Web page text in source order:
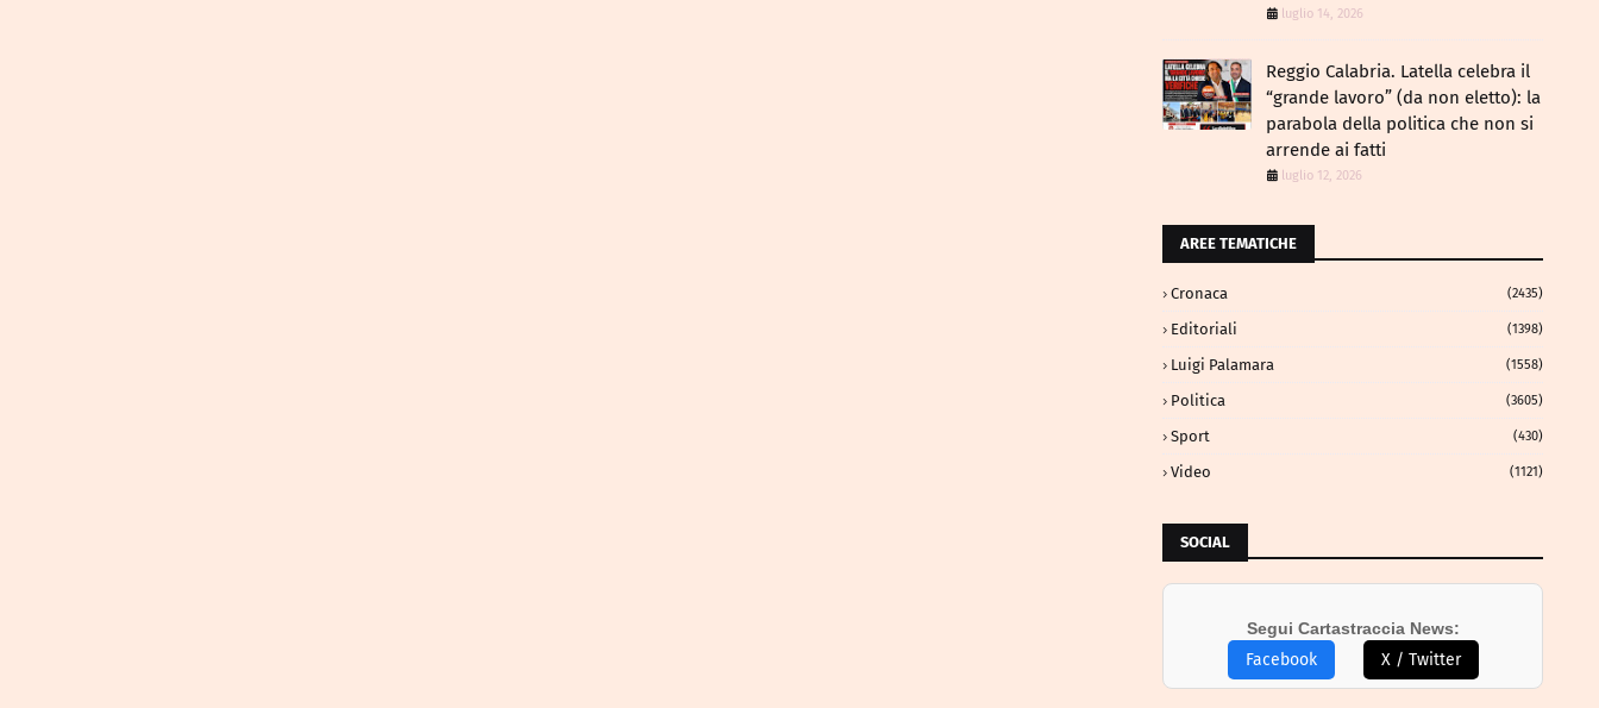
luglio 14, 2026
Reggio Calabria. Latella celebra il
“grande lavoro” (da non eletto): la
parabola della politica che non si
arrende ai fatti
luglio 12, 2026
AREE TEMATICHE
Cronaca (2435)
Editoriali (1398)
Luigi Palamara (1558)
Politica (3605)
Sport (430)
Video (1121)
SOCIAL
Segui Cartastraccia News:
Facebook X / Twitter